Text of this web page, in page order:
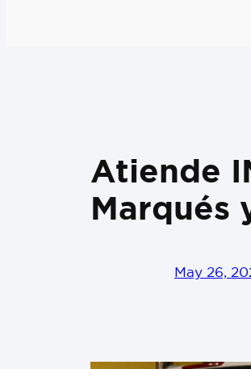
Atiende
Marqués
May 26,